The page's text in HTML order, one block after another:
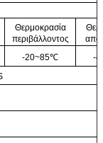
Θερμοκρασία
περιβάλλοντος
-20~85℃
-